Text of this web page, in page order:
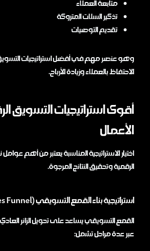
متابعة العملاء
تذكير السلات المتروكة
تقديم التوصيات
وهو عنصر مهم في أفضل استراتيجيات
الاحتفاظ بالعملاء وزيادة الأرباح.
أقوى استراتيجيات التسويق
الأعمال
اختيار الاستراتيجية المناسبة يعتبر من أهم عوامل
الرقمية وتحقيق النتائج المرجوة.
استراتيجية بناء القمع التسويقي (Sales Funnel)
القمع التسويقي يساعد على تحويل الزائر
عبر عدة مراحل تشمل: